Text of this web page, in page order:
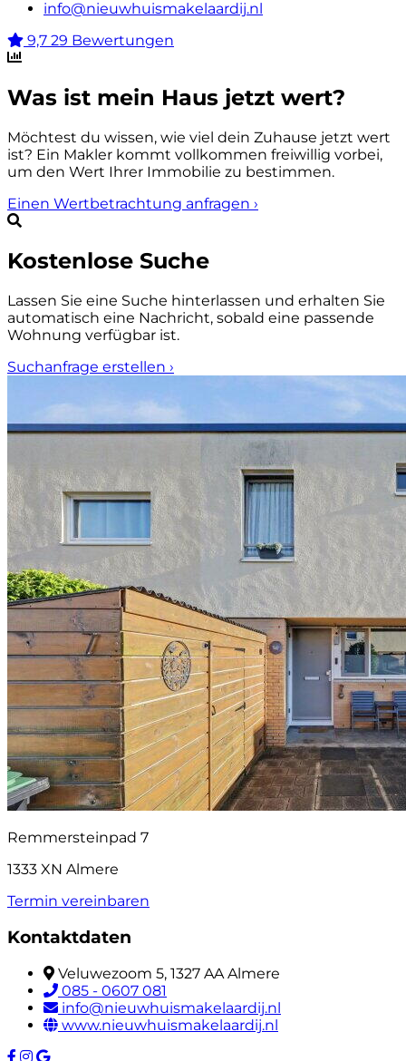
info@nieuwhuismakelaardij.nl
9,7 29 Bewertungen
Was ist mein Haus jetzt wert?
Möchtest du wissen, wie viel dein Zuhause jetzt wert
ist? Ein Makler kommt vollkommen freiwillig vorbei,
um den Wert Ihrer Immobilie zu bestimmen.
Einen Wertbetrachtung anfragen ›
Kostenlose Suche
Lassen Sie eine Suche hinterlassen und erhalten Sie
automatisch eine Nachricht, sobald eine passende
Wohnung verfügbar ist.
Suchanfrage erstellen ›
Remmersteinpad 7
1333 XN Almere
Termin vereinbaren
Kontaktdaten
Veluwezoom 5, 1327 AA Almere
085 - 0607 081
info@nieuwhuismakelaardij.nl
www.nieuwhuismakelaardij.nl